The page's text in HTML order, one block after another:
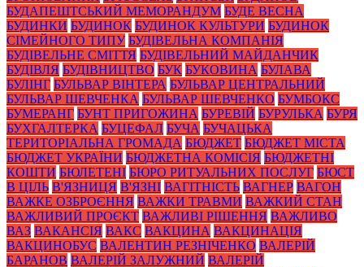
БУДАПЕШТСЬКИЙ МЕМОРАНДУМ БУДЕ ВЕСНА
БУДИНКИ БУДИНОК БУДИНОК КУЛЬТУРИ БУДИНОК
СІМЕЙНОГО ТИПУ БУДІВЕЛЬНА КОМПАНІЯ
БУДІВЕЛЬНЕ СМІТТЯ БУДІВЕЛЬНИЙ МАЙДАНЧИК
БУДІВЛЯ БУДІВНИЦТВО БУК БУКОВИНА БУЛАВА
БУЛІНГ БУЛЬВАР ВІНТЕРА БУЛЬВАР ЦЕНТРАЛЬНИЙ
БУЛЬВАР ШЕВЧЕНКА БУЛЬВАР ШЕВЧЕНКО БУМБОКС
БУМЕРАНГ БУНТ ПРИГОЖИНА БУРЕВІЙ БУРУЛЬКА БУРЯ
БУХГАЛТЕРКА БУЦЕФАЛ БУЧА БУЧАЦЬКА
ТЕРИТОРІАЛЬНА ГРОМАДА БЮДЖЕТ БЮДЖЕТ МІСТА
БЮДЖЕТ УКРАЇНИ БЮДЖЕТНА КОМІСІЯ БЮДЖЕТНІ
КОШТИ БЮЛЕТЕНІ БЮРО РИТУАЛЬНИХ ПОСЛУГ БЮСТ
В ЦІЛЬ В'ЯЗНИЦЯ В'ЯЗНІ ВАГІТНІСТЬ ВАГНЕР ВАГОН
ВАЖКЕ ОЗБРОЄННЯ ВАЖКИ ТРАВМИ ВАЖКИЙ СТАН
ВАЖЛИВИЙ ПРОЄКТ ВАЖЛИВІ РІШЕННЯ ВАЖЛИВО
ВАЗ ВАКАНСІЯ ВАКС ВАКЦИНА ВАКЦИНАЦІЯ
ВАКЦИНОБУС ВАЛЕНТИН РЕЗНІЧЕНКО ВАЛЕРІЙ
БАРАНОВ ВАЛЕРІЙ ЗАЛУЖНИЙ ВАЛЕРІЙ